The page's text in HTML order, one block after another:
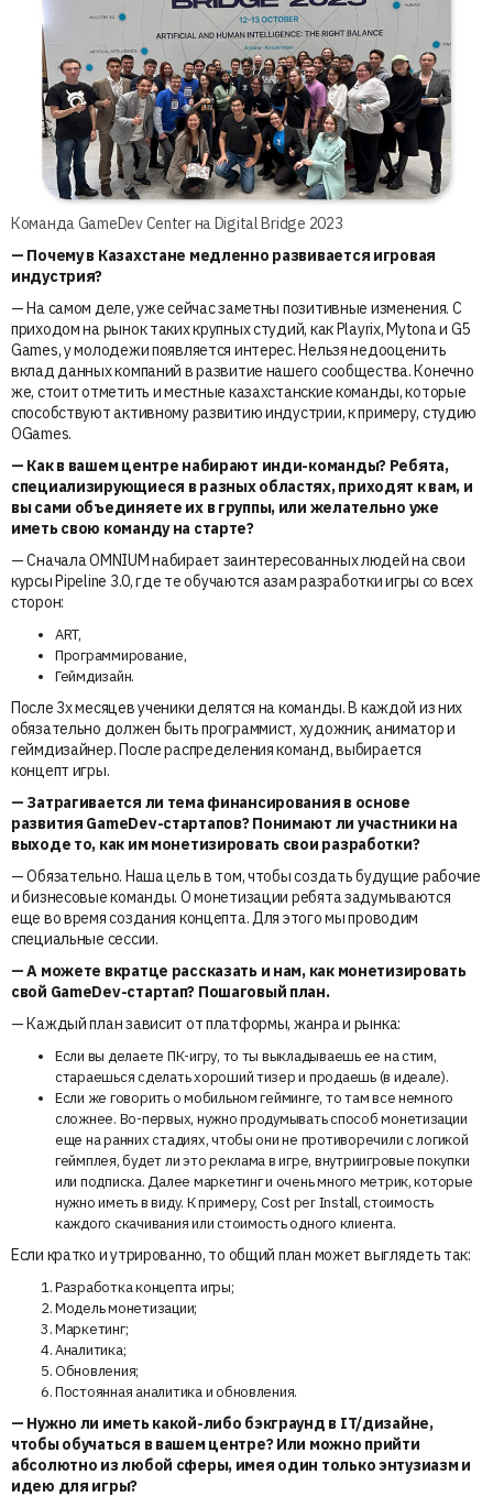
Команда GameDev Center на Digital Bridge 2023
— Почему в Казахстане медленно развивается игровая
индустрия?
— На самом деле, уже сейчас заметны позитивные изменения. С
приходом на рынок таких крупных студий, как Playrix, Mytona и G5
Games, у молодежи появляется интерес. Нельзя недооценить
вклад данных компаний в развитие нашего сообщества. Конечно
же, стоит отметить и местные казахстанские команды, которые
способствуют активному развитию индустрии, к примеру, студию
OGames.
— Как в вашем центре набирают инди-команды? Ребята,
специализирующиеся в разных областях, приходят к вам, и
вы сами объединяете их в группы, или желательно уже
иметь свою команду на старте?
— Сначала OMNIUM набирает заинтересованных людей на свои
курсы Pipeline 3.0, где те обучаются азам разработки игры со всех
сторон:
ART,
Программирование,
Геймдизайн.
После 3х месяцев ученики делятся на команды. В каждой из них
обязательно должен быть программист, художник, аниматор и
геймдизайнер. После распределения команд, выбирается
концепт игры.
— Затрагивается ли тема финансирования в основе
развития GameDev-стартапов? Понимают ли участники на
выходе то, как им монетизировать свои разработки?
— Обязательно. Наша цель в том, чтобы создать будущие рабочие
и бизнесовые команды. О монетизации ребята задумываются
еще во время создания концепта. Для этого мы проводим
специальные сессии.
— А можете вкратце рассказать и нам, как монетизировать
свой GameDev-стартап? Пошаговый план.
— Каждый план зависит от платформы, жанра и рынка:
Если вы делаете ПК-игру, то ты выкладываешь ее на стим,
стараешься сделать хороший тизер и продаешь (в идеале).
Если же говорить о мобильном гейминге, то там все немного
сложнее. Во-первых, нужно продумывать способ монетизации
еще на ранних стадиях, чтобы они не противоречили с логикой
геймплея, будет ли это реклама в игре, внутриигровые покупки
или подписка. Далее маркетинг и очень много метрик, которые
нужно иметь в виду. К примеру, Cost per Install, стоимость
каждого скачивания или стоимость одного клиента.
Если кратко и утрированно, то общий план может выглядеть так:
Разработка концепта игры;
Модель монетизации;
Маркетинг;
Аналитика;
Обновления;
Постоянная аналитика и обновления.
— Нужно ли иметь какой-либо бэкграунд в IT/дизайне,
чтобы обучаться в вашем центре? Или можно прийти
абсолютно из любой сферы, имея один только энтузиазм и
идею для игры?